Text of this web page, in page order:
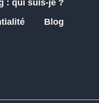
: qui suis-je ?
Blog